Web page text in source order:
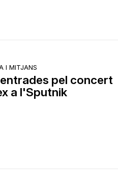
I MITJANS
pel concert
a l'Sputnik